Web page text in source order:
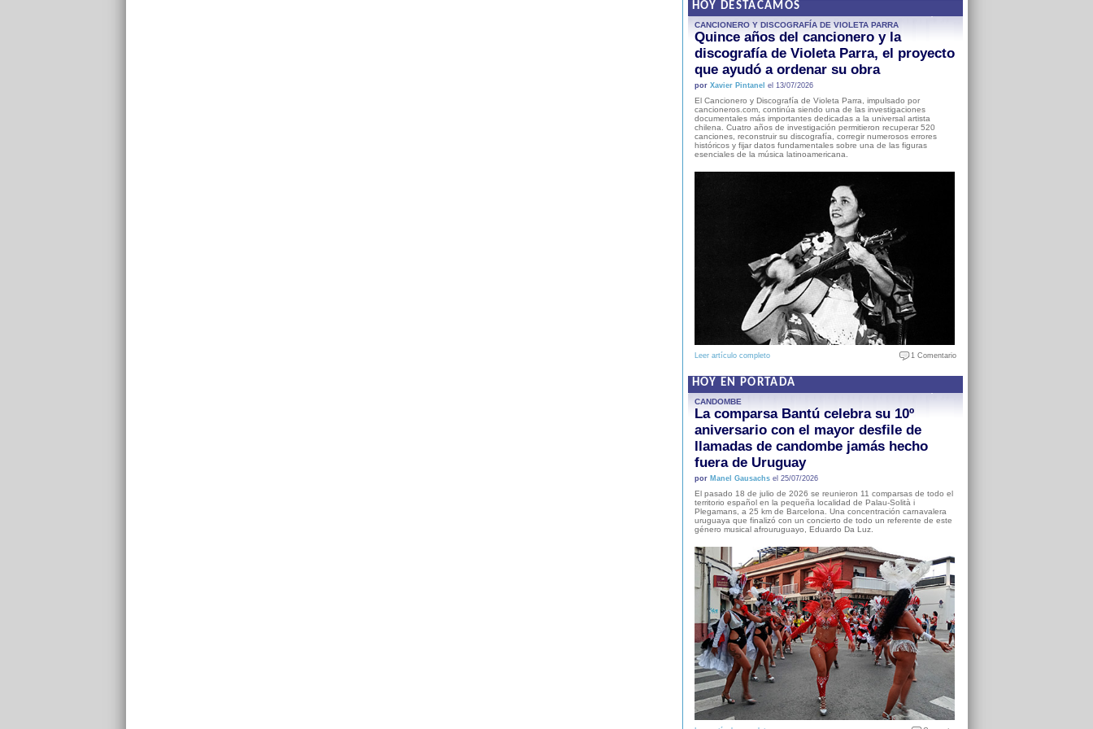
HOY DESTACAMOS
CANCIONERO Y DISCOGRAFÍA DE VIOLETA PARRA
Quince años del cancionero y la
discografía de Violeta Parra, el proyecto
que ayudó a ordenar su obra
por Xavier Pintanel el 13/07/2026
El Cancionero y Discografía de Violeta Parra, impulsado por
cancioneros.com, continúa siendo una de las investigaciones
documentales más importantes dedicadas a la universal artista
chilena. Cuatro años de investigación permitieron recuperar 520
canciones, reconstruir su discografía, corregir numerosos errores
históricos y fijar datos fundamentales sobre una de las figuras
esenciales de la música latinoamericana.
Leer artículo completo 1 Comentario
HOY EN PORTADA
CANDOMBE
La comparsa Bantú celebra su 10º
aniversario con el mayor desfile de
llamadas de candombe jamás hecho
fuera de Uruguay
por Manel Gausachsel 25/07/2026
El pasado 18 de julio de 2026 se reunieron 11 comparsas de todo el
territorio español en la pequeña localidad de Palau-Solità i
Plegamans, a 25 km de Barcelona. Una concentración carnavalera
uruguaya que finalizó con un concierto de todo un referente de este
género musical afrouruguayo, Eduardo Da Luz.